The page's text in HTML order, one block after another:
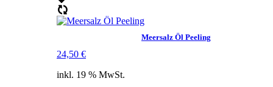
Meersalz Öl Peeling
24,50 €
inkl. 19 % MwSt.